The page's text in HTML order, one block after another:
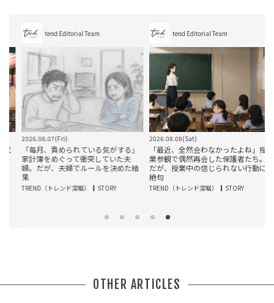
tend Editorial Team
2026.08.07(Fri)
「毎月、責められている気がする」
家計簿をめぐって衝突していた夫
婦。だが、夫婦でルールを決めた結
TREND（トレンド深堀） STORY
tend Editorial Team
2026.08.08(Sat)
「最近、全然会わなかったよね」授
業参観で偶然再会した保護者たち。
だが、授業中の信じられない行動に
絶句
TREND（トレンド深堀） STORY
OTHER ARTICLES